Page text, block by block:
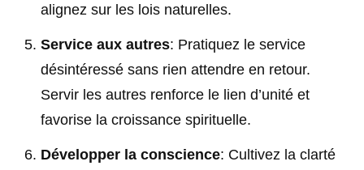
alignez sur les lois naturelles.
Service aux autres: Pratiquez le service
désintéressé sans rien attendre en retour.
Servir les autres renforce le lien d’unité et
favorise la croissance spirituelle.
Développer la conscience: Cultivez la clarté